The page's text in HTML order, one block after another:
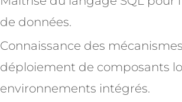
de données.
Connaissance des
déploiement de composants
environnements intégrés.